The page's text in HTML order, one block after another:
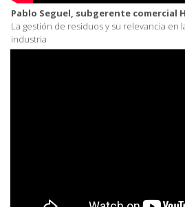
Pablo Seguel, subgerente comercial
La gestión de residuos y su relevancia en
industria